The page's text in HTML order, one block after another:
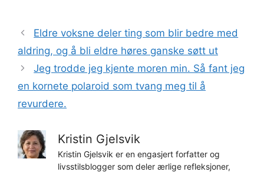
Eldre voksne deler ting som blir bedre med
aldring, og å bli eldre høres ganske søtt ut
Jeg trodde jeg kjente moren min. Så fant jeg
en kornete polaroid som tvang meg til å
revurdere.
Kristin Gjelsvik
Kristin Gjelsvik er en engasjert forfatter og
livsstilsblogger som deler ærlige refleksjoner,